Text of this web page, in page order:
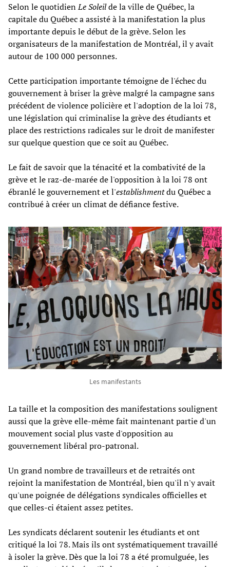
Selon le quotidienLe Soleilde la ville de Québec, la
capitale du Québec a assisté à la manifestation la plus
importante depuis le début de la grève. Selon les
organisateurs de la manifestation de Montréal, il y avait
autour de 100 000 personnes.
Cette participation importante témoigne de l'échec du
gouvernement à briser la grève malgré la campagne sans
précédent de violence policière et l'adoption de la loi 78,
une législation qui criminalise la grève des étudiants et
place des restrictions radicales sur le droit de manifester
sur quelque question que ce soit au Québec.
Le fait de savoir que la ténacité et la combativité de la
grève et le raz-de-marée de l'opposition à la loi 78 ont
ébranlé le gouvernement et l'establishmentdu Québec a
contribué à créer un climat de défiance festive.
Les manifestants
La taille et la composition des manifestations soulignent
aussi que la grève elle-même fait maintenant partie d'un
mouvement social plus vaste d'opposition au
gouvernement libéral pro-patronal.
Un grand nombre de travailleurs et de retraités ont
rejoint la manifestation de Montréal, bien qu'il n'y avait
qu'une poignée de délégations syndicales officielles et
que celles-ci étaient assez petites.
Les syndicats déclarent soutenir les étudiants et ont
critiqué la loi 78. Mais ils ont systématiquement travaillé
à isoler la grève. Dès que la loi 78 a été promulguée, les